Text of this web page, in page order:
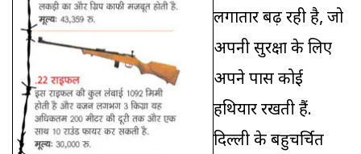
लगातार बढ़ रही है, जो
अपनी सुरक्षा के लिए
अपने पास कोई
हथियार रखती हैं.
दिल्ली के बहुचर्चित